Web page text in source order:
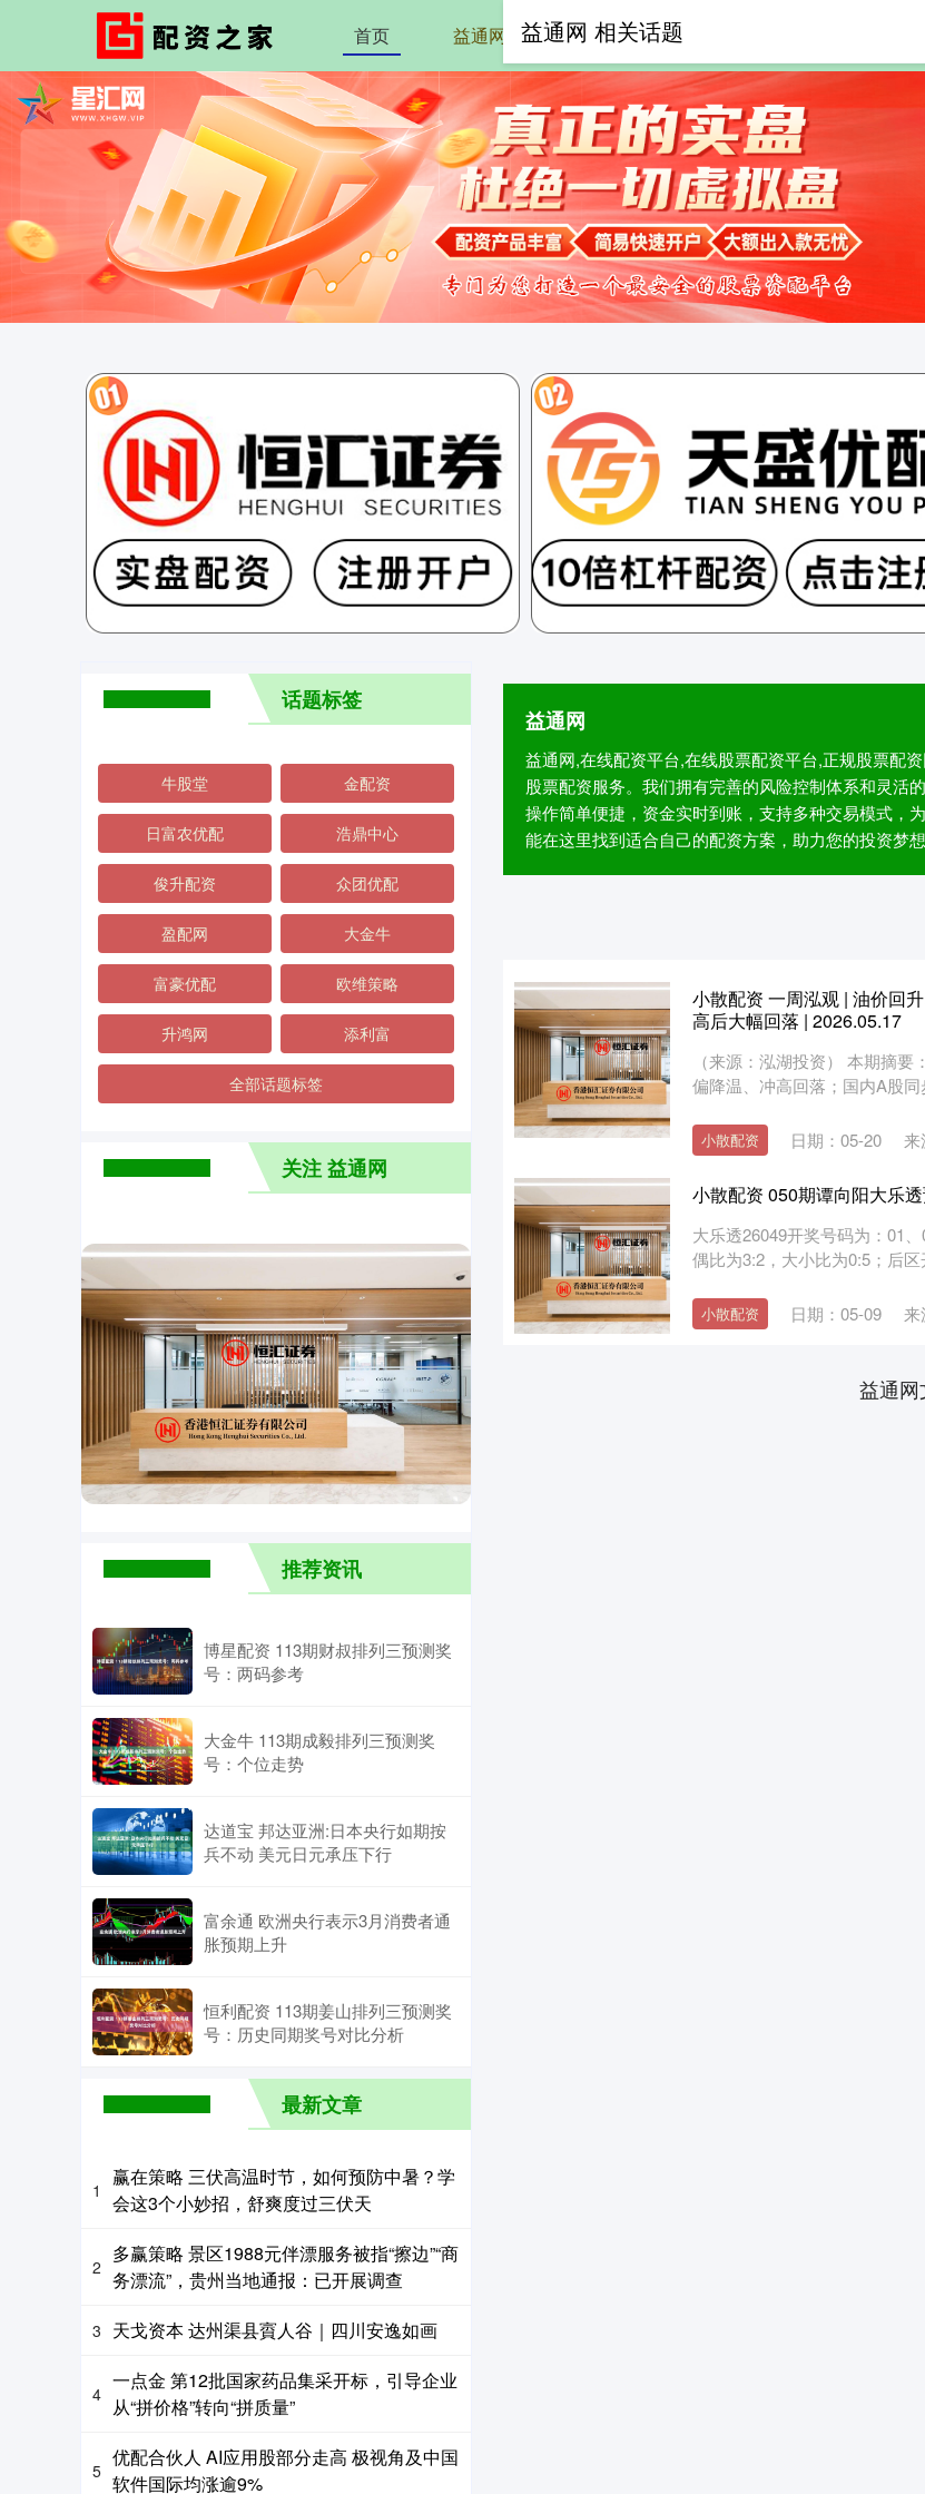
首页 益通网 在线配资平台
益通网
益通网,在线配资平台,在线股票配资平台,正规股票配
股票配资服务。我们拥有完善的风险控制体系和灵活
操作简单便捷，资金实时到账，支持多种交易模式，
能在这里找到适合自己的配资方案，助力您的投资梦
益通网 相关话题
小散配资 一周泓观 | 油价回
高后大幅回落 | 2026.05.17
（来源：泓湖投资） 本期摘
偏降温、冲高回落；国内A股
小散配资 日期：05-20 来
小散配资 050期谭向阳大乐
大乐透26049开奖号码为：01
偶比为3:2，大小比为0:5；后
小散配资 日期：05-09 来
益通
话题标签
牛股堂 金配资
日富农优配 浩鼎中心
俊升配资 众团优配
盈配网 大金牛
富豪优配 欧维策略
升鸿网 添利富
全部话题标签
关注 益通网
推荐资讯
博星配资 113期财叔排列三预测奖
号：两码参考
大金牛 113期成毅排列三预测奖
号：个位走势
达道宝 邦达亚洲:日本央行如期按
兵不动 美元日元承压下行
富余通 欧洲央行表示3月消费者通
胀预期上升
恒利配资 113期姜山排列三预测奖
号：历史同期奖号对比分析
最新文章
1
赢在策略 三伏高温时节，如何预防中暑？学
会这3个小妙招，舒爽度过三伏天
2
多赢策略 景区1988元伴漂服务被指“擦边”“商
务漂流”，贵州当地通报：已开展调查
3 天戈资本 达州渠县賨人谷｜四川安逸如画
4
一点金 第12批国家药品集采开标，引导企业
从“拼价格”转向“拼质量”
5
优配合伙人 AI应用股部分走高 极视角及中国
软件国际均涨逾9%